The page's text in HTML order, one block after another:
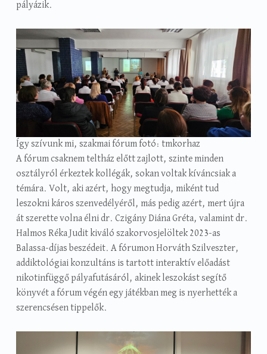
pályázik.
Így szívunk mi, szakmai fórum fotó: tmkorhaz
A fórum csaknem teltház előtt zajlott, szinte minden
osztályról érkeztek kollégák, sokan voltak kíváncsiak a
témára. Volt, aki azért, hogy megtudja, miként tud
leszokni káros szenvedélyéről, más pedig azért, mert újra
át szerette volna élni dr. Czigány Diána Gréta, valamint dr.
Halmos Réka Judit kiváló szakorvosjelöltek 2023-as
Balassa-díjas beszédeit. A fórumon Horváth Szilveszter,
addiktológiai konzultáns is tartott interaktív előadást
nikotinfüggő pályafutásáról, akinek leszokást segítő
könyvét a fórum végén egy játékban meg is nyerhették a
szerencsésen tippelők.